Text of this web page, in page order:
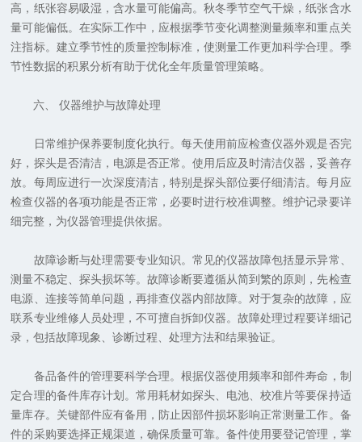
高，纸张容易吸湿，含水量可能偏高。秋冬季节空气干燥，纸张含水
量可能偏低。在实际工作中，应根据季节变化调整测量频率和重点关
注指标。建立季节性的质量控制标准，使测量工作更加科学合理。季
节性数据的积累分析有助于优化全年质量管理策略。
六、 仪器维护与故障处理
日常维护保养要制度化执行。每天使用前应检查仪器外观是否完
好，探头是否清洁，电源是否正常。使用后应及时清洁仪器，妥善存
放。每周应进行一次深度清洁，特别是探头部位要仔细清洁。每月应
检查仪器的各项功能是否正常，必要时进行校准调整。维护记录要详
细完整，为仪器管理提供依据。
故障诊断与处理需要专业知识。常见的仪器故障包括显示异常、
测量不稳定、探头损坏等。故障诊断要遵循从简到繁的原则，先检查
电源、连接等简单问题，再排查仪器内部故障。对于复杂的故障，应
联系专业维修人员处理，不可擅自拆卸仪器。故障处理过程要详细记
录，包括故障现象、诊断过程、处理方法和结果验证。
备品备件的管理要科学合理。根据仪器使用频率和部件寿命，制
定合理的备件库存计划。常用耗材如探头、电池、校准片等要保持适
量库存。关键部件应有备用，防止因部件损坏影响正常测量工作。备
件的采购要选择正规渠道，确保质量可靠。备件使用要登记管理，掌